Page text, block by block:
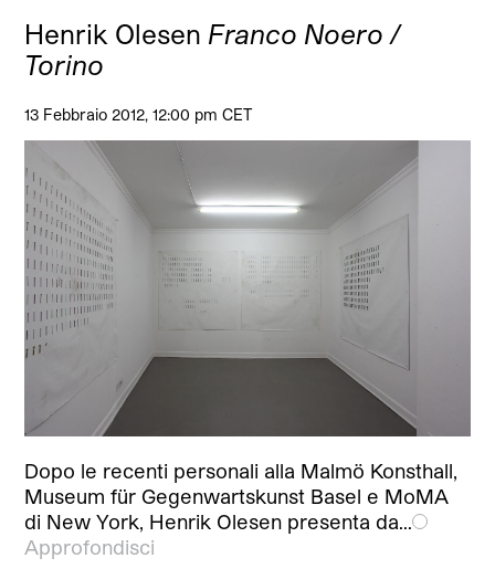
Henrik Olesen Franco Noero /
Torino
13 Febbraio 2012, 12:00 pm CET
Dopo le recenti personali alla Malmö Konsthall,
Museum für Gegenwartskunst Basel e MoMA
di New York, Henrik Olesen presenta da…
Approfondisci